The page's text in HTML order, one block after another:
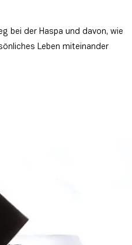
bei der Haspa und davon, wie
Leben miteinander